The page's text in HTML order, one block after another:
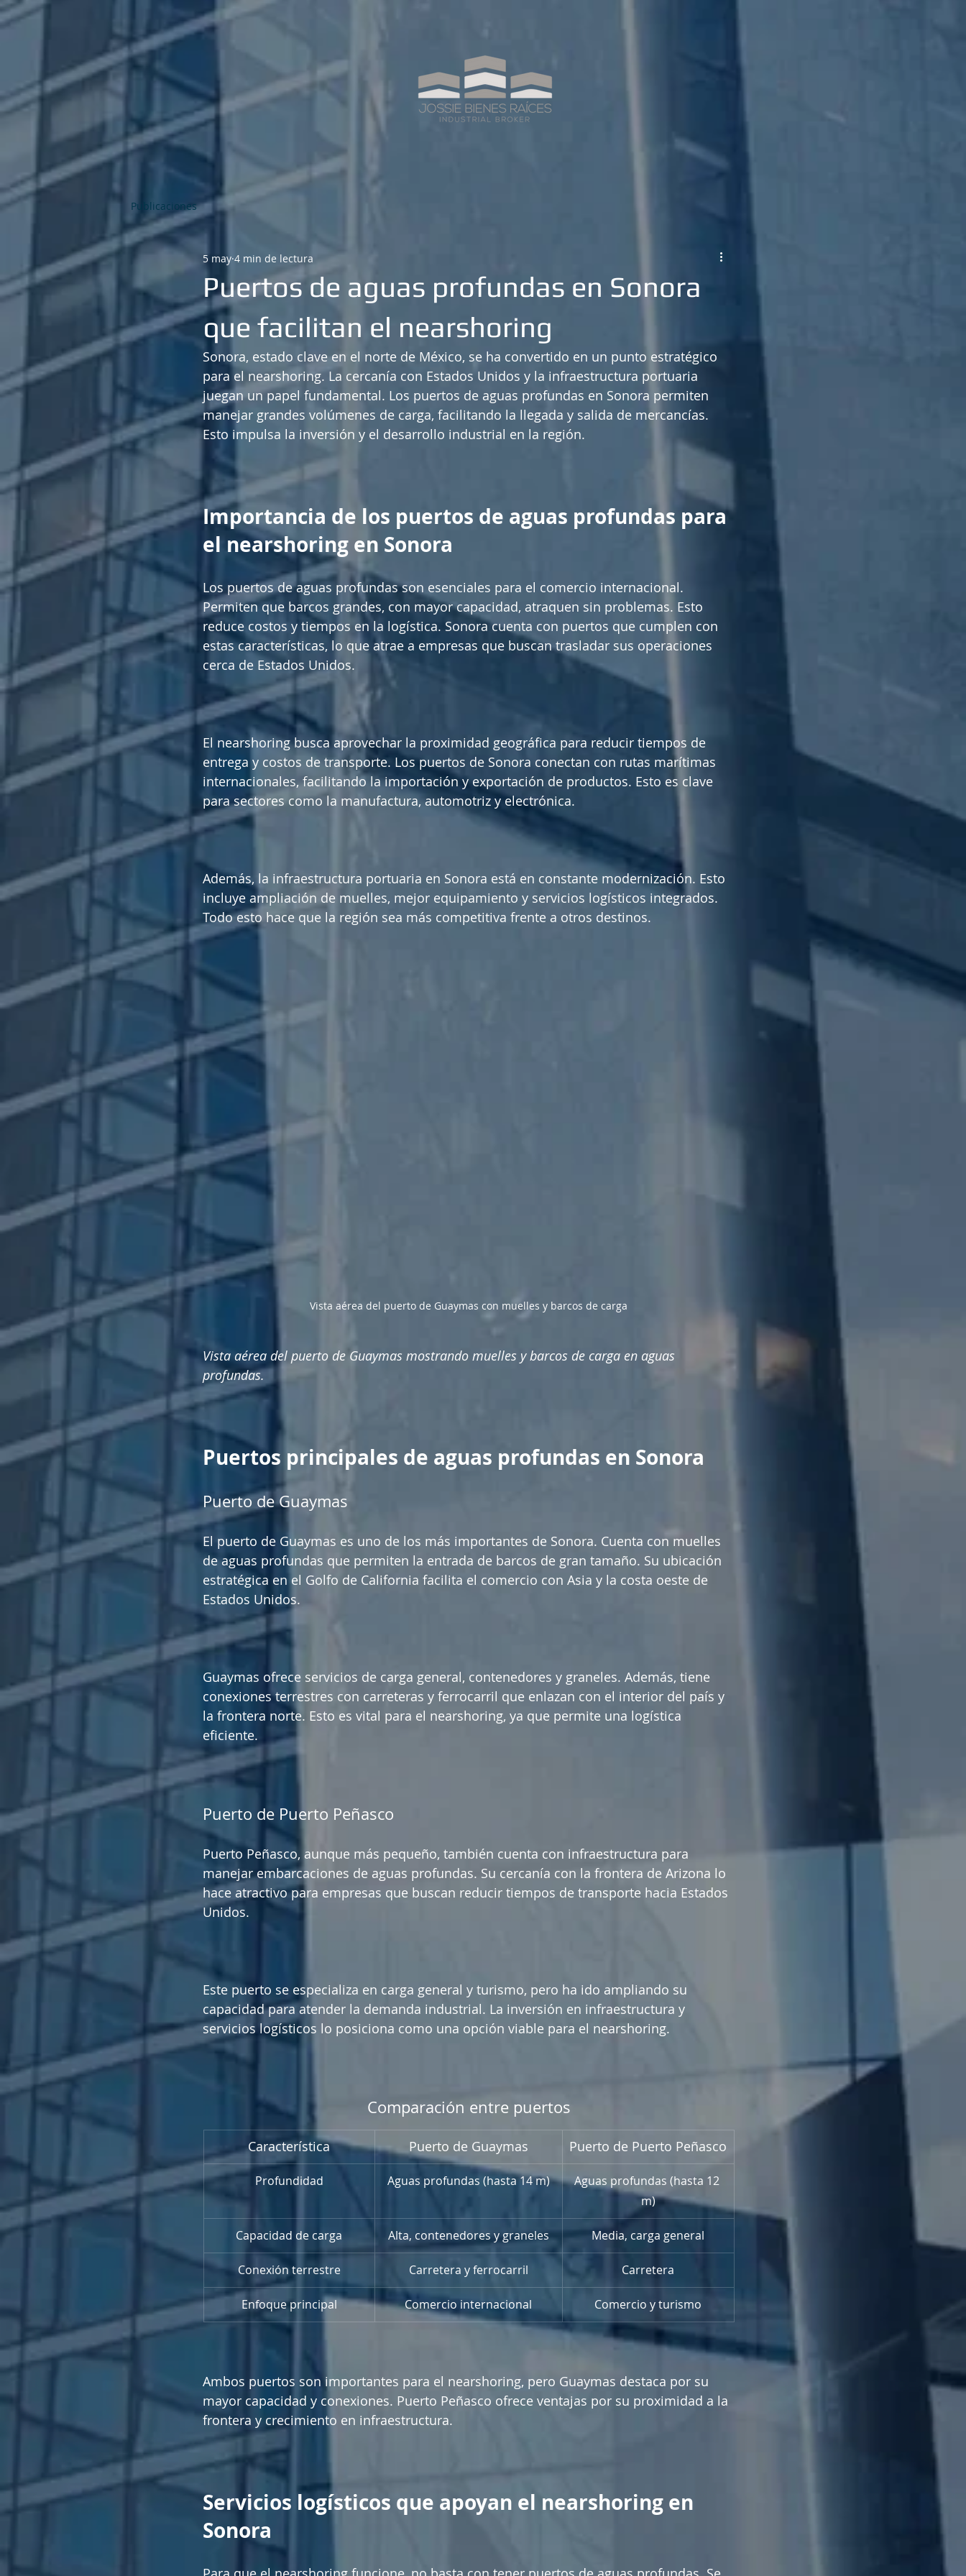
Publicaciones
Puertos de aguas profundas en Sonora
que facilitan el nearshoring
5 may 4 min de lectura
Sonora, estado clave en el norte de México, se ha convertido en un punto estratégico
para el nearshoring. La cercanía con Estados Unidos y la infraestructura portuaria
juegan un papel fundamental. Los puertos de aguas profundas en Sonora permiten
manejar grandes volúmenes de carga, facilitando la llegada y salida de mercancías.
Esto impulsa la inversión y el desarrollo industrial en la región.
Importancia de los puertos de aguas profundas para
el nearshoring en Sonora
Los puertos de aguas profundas son esenciales para el comercio internacional.
Permiten que barcos grandes, con mayor capacidad, atraquen sin problemas. Esto
reduce costos y tiempos en la logística. Sonora cuenta con puertos que cumplen con
estas características, lo que atrae a empresas que buscan trasladar sus operaciones
cerca de Estados Unidos.
El nearshoring busca aprovechar la proximidad geográfica para reducir tiempos de
entrega y costos de transporte. Los puertos de Sonora conectan con rutas marítimas
internacionales, facilitando la importación y exportación de productos. Esto es clave
para sectores como la manufactura, automotriz y electrónica.
Además, la infraestructura portuaria en Sonora está en constante modernización. Esto
incluye ampliación de muelles, mejor equipamiento y servicios logísticos integrados.
Todo esto hace que la región sea más competitiva frente a otros destinos.
Vista aérea del puerto de Guaymas con muelles y barcos de carga
Vista aérea del puerto de Guaymas mostrando muelles y barcos de carga en aguas
profundas.
Puertos principales de aguas profundas en Sonora
Puerto de Guaymas
El puerto de Guaymas es uno de los más importantes de Sonora. Cuenta con muelles
de aguas profundas que permiten la entrada de barcos de gran tamaño. Su ubicación
estratégica en el Golfo de California facilita el comercio con Asia y la costa oeste de
Estados Unidos.
Guaymas ofrece servicios de carga general, contenedores y graneles. Además, tiene
conexiones terrestres con carreteras y ferrocarril que enlazan con el interior del país y
la frontera norte. Esto es vital para el nearshoring, ya que permite una logística
eficiente.
Puerto de Puerto Peñasco
Puerto Peñasco, aunque más pequeño, también cuenta con infraestructura para
manejar embarcaciones de aguas profundas. Su cercanía con la frontera de Arizona lo
hace atractivo para empresas que buscan reducir tiempos de transporte hacia Estados
Unidos.
Este puerto se especializa en carga general y turismo, pero ha ido ampliando su
capacidad para atender la demanda industrial. La inversión en infraestructura y
servicios logísticos lo posiciona como una opción viable para el nearshoring.
Comparación entre puertos
Característica Puerto de Guaymas Puerto de Puerto Peñasco
Profundidad Aguas profundas (hasta 14 m)
Aguas profundas (hasta 12
m)
Capacidad de carga Alta, contenedores y graneles Media, carga general
Conexión terrestre Carretera y ferrocarril Carretera
Enfoque principal Comercio internacional Comercio y turismo
Ambos puertos son importantes para el nearshoring, pero Guaymas destaca por su
mayor capacidad y conexiones. Puerto Peñasco ofrece ventajas por su proximidad a la
frontera y crecimiento en infraestructura.
Servicios logísticos que apoyan el nearshoring en
Sonora